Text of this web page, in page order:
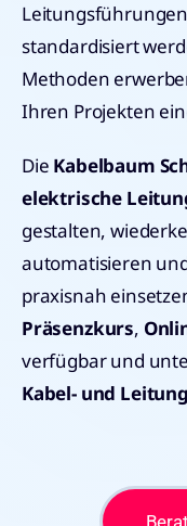
standardisiert
Methoden
Ihren Projekten
Die Kabelbaum
elektrische
gestalten,
automatisieren
praxisnah
Präsenzkurs,
verfügbar und
Kabel- und